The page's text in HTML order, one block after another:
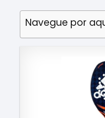
Navegue por